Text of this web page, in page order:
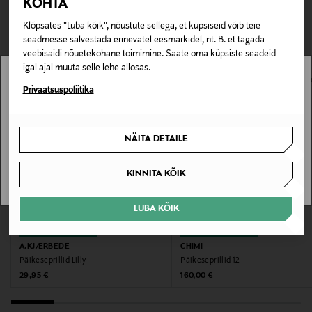
KOHTA
Klõpsates "Luba kõik", nõustute sellega, et küpsiseid võib teie
seadmesse salvestada erinevatel eesmärkidel, nt. B. et tagada
veebisaidi nõuetekohane toimimine. Saate oma küpsiste seadeid
igal ajal muuta selle lehe allosas.
Privaatsuspoliitika
NÄITA DETAILE
KINNITA KÕIK
LUBA KÕIK
Tootenumber
162513523
Klaasid 50 mm, ninasild 21 mm ja sangad 143 mm
Värv
One size
Tarnimine pakiautomaati või postkontorisse
0,00 € – 4,90 €
TEISED KLIENDID
VAATASID KA
A.KJÆRBEDE
Päikeseprillid Lilly
Original Price
29,95 €
CHIMI
Päikeseprillid 12
Original Price
160,00 €
Stockmann pole Sinu riigis saadaval.
SAAN ARU